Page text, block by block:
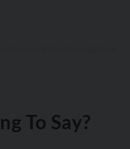
To Say?